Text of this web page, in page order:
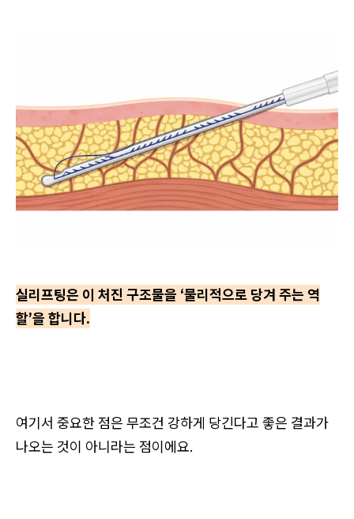
실리프팅은 이 처진 구조물을 ‘물리적으로 당겨 주는 역
할’을 합니다.
여기서 중요한 점은 무조건 강하게 당긴다고 좋은 결과가
나오는 것이 아니라는 점이에요.